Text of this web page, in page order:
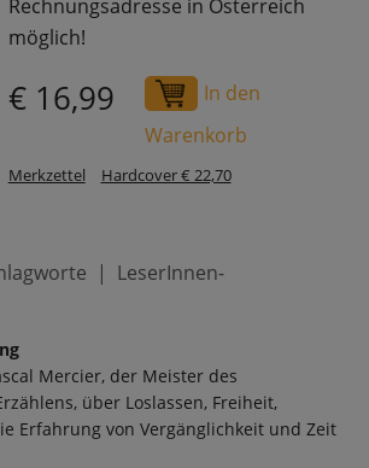
Rechnungsadresse in Österreich
möglich!
€ 16,99
In den
Warenkorb
Merkzettel Hardcover € 22,70
LeserInnen-
Mercier, der Meister des
über Loslassen, Freiheit,
Erfahrung von Vergänglichkeit und Zeit